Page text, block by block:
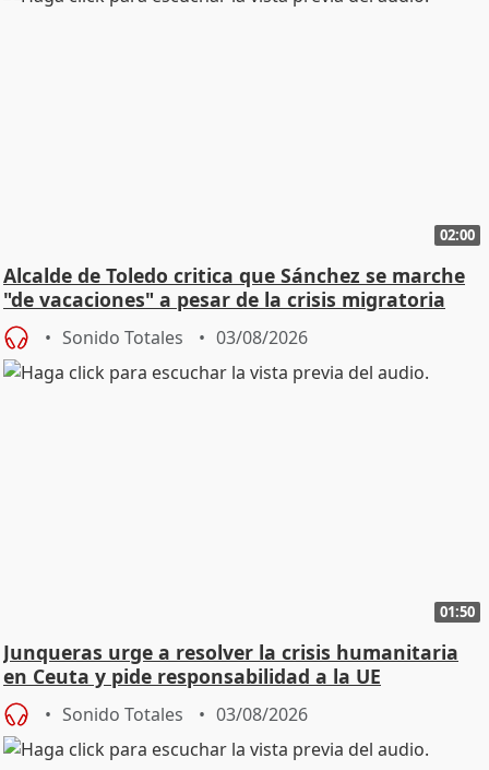
02:00
Alcalde de Toledo critica que Sánchez se marche
"de vacaciones" a pesar de la crisis migratoria
Sonido Totales 03/08/2026
01:50
Junqueras urge a resolver la crisis humanitaria
en Ceuta y pide responsabilidad a la UE
Sonido Totales 03/08/2026